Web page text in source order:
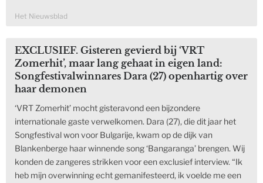
Het Nieuwsblad
EXCLUSIEF. Gisteren gevierd bij ‘VRT
Zomerhit’, maar lang gehaat in eigen land:
Songfestivalwinnares Dara (27) openhartig over
haar demonen
‘VRT Zomerhit’ mocht gisteravond een bijzondere
internationale gaste verwelkomen. Dara (27), die dit jaar het
Songfestival won voor Bulgarije, kwam op de dijk van
Blankenberge haar winnende song ‘Bangaranga’ brengen. Wij
konden de zangeres strikken voor een exclusief interview. “Ik
heb mijn overwinning echt gemanifesteerd, ik voelde me een